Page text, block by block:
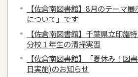
【佐倉南図書館】8月のテーマ
について」です
【佐倉南図書館】千葉県立印旛
分校１年生の清掃実習
【佐倉南図書館】「夏休み！図
日実施)のお知らせ